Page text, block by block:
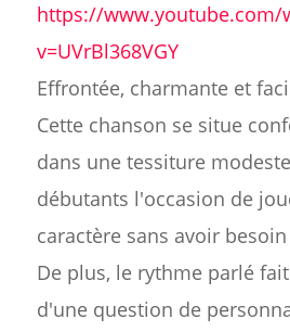
https://www.youtube.com/
v=UVrBl368VGY
Effrontée, charmante et
Cette chanson se situe
dans une tessiture
débutants l'occasion de
caractère sans avoir
De plus, le rythme parlé
d'une question de